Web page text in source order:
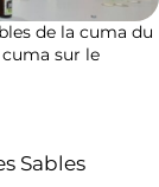
de la cuma du
sur le
Sables